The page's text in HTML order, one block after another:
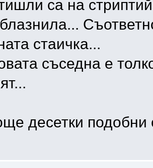
са на
стаичка...
съседна е
десетки подобни